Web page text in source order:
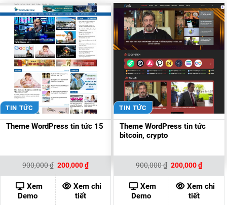
TIN TỨC
Theme WordPress tin tức 15
900,000₫ Giá
là:
900,000 ₫.
200,000₫Giá
hiện
tại
là:
200,000 ₫.
Xem
Demo
Xem chi
tiết
TIN TỨC
Theme WordPress tin tức
bitcoin, crypto
900,000₫ Giá
là:
900,000 ₫.
200,000₫Giá
hiện
tại
là:
Xem
Demo
Xem chi
tiết